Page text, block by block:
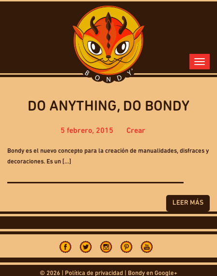
DO ANYTHING, DO BONDY
5 febrero, 2015 Crear
Bondy es el nuevo concepto para la creación de manualidades, disfraces y
decoraciones. Es un […]
LEER MÁS
© 2026 | Política de privacidad Bondy en Google+